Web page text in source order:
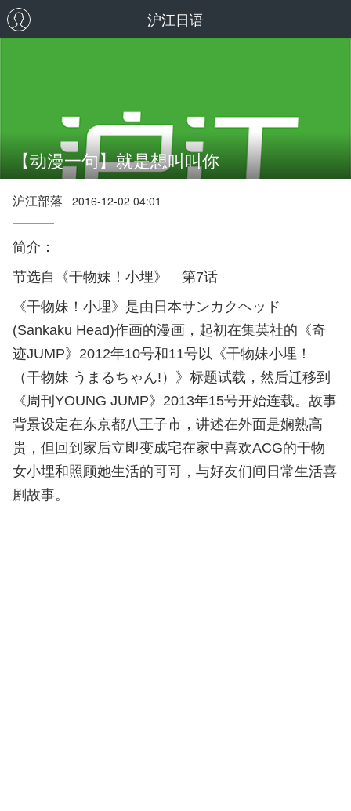
沪江日语
【动漫一句】就是想叫叫你
沪江部落 2016-12-02 04:01
简介：
节选自《干物妹！小埋》 第7话
《干物妹！小埋》是由日本サンカクヘッド
(Sankaku Head)作画的漫画，起初在集英社的《奇
迹JUMP》2012年10号和11号以《干物妹小埋！
（干物妹 うまるちゃん!）》标题试载，然后迁移到
《周刊YOUNG JUMP》2013年15号开始连载。故事
背景设定在东京都八王子市，讲述在外面是娴熟高
贵，但回到家后立即变成宅在家中喜欢ACG的干物
女小埋和照顾她生活的哥哥，与好友们间日常生活喜
剧故事。